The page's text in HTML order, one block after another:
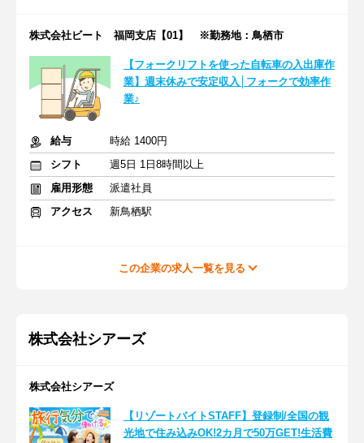
株式会社ビート 福岡支店【01】 ※勤務地：鳥栖市
【フォークリフトを使った自転車の入出庫作
業】週末休みで安定収入│フォークで効率作
業♪
給与
時給 1400円
シフト
週5日 1日8時間以上
雇用形態
派遣社員
アクセス
新鳥栖駅
この企業の求人一覧を見る
株式会社シアーズ
株式会社シアーズ
【リゾートバイトSTAFF】登録制/全国の観
光地で住み込みOK!2カ月で50万GET!生活費